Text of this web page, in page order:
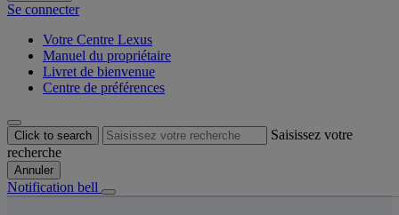
Se connecter
Votre Centre Lexus
Manuel du propriétaire
Livret de bienvenue
Centre de préférences
Click to search
Saisissez votre
recherche
Annuler
Notification bell